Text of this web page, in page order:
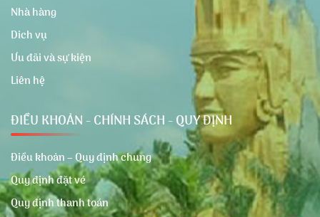
Nhà hàng
Dich vụ
Ưu đãi và sự kiện
Liên hệ
ĐIỀU KHOẢN - CHÍNH SÁCH - QUY ĐỊNH
Điều khoản – Quy định chung
Quy định đặt vé
Quy định thanh toán